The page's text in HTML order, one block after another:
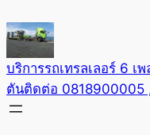
to
content
บริการรถเทรลเลอร์ 6
ตันติดต่อ